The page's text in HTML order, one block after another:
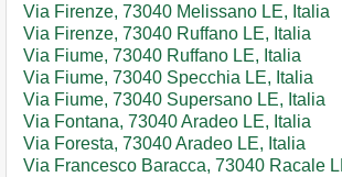
Via Firenze, 73040 Melissano LE, Italia
Via Firenze, 73040 Ruffano LE, Italia
Via Fiume, 73040 Ruffano LE, Italia
Via Fiume, 73040 Specchia LE, Italia
Via Fiume, 73040 Supersano LE, Italia
Via Fontana, 73040 Aradeo LE, Italia
Via Foresta, 73040 Aradeo LE, Italia
Via Francesco Baracca, 73040 Racale